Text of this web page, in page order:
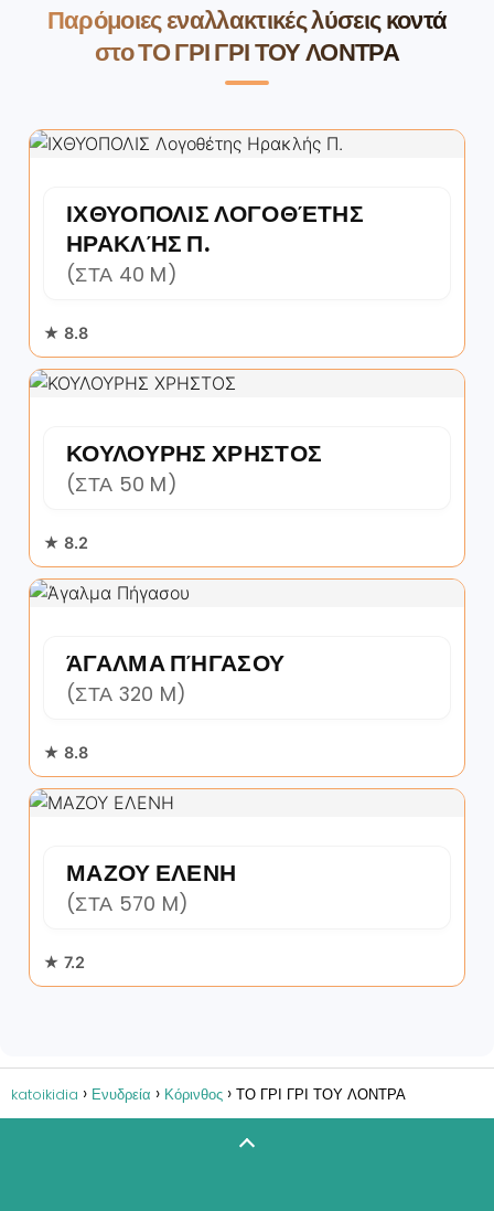
Παρόμοιες εναλλακτικές λύσεις κοντά
στο ΤΟ ΓΡΙ ΓΡΙ ΤΟΥ ΛΟΝΤΡΑ
ΙΧΘΥΟΠΟΛΙΣ ΛΟΓΟΘΈΤΗΣ
ΗΡΑΚΛΉΣ Π.
(ΣΤΑ 40 M)
★ 8.8
ΚΟΥΛΟΥΡΗΣ ΧΡΗΣΤΟΣ
(ΣΤΑ 50 M)
★ 8.2
ΆΓΑΛΜΑ ΠΉΓΑΣΟΥ
(ΣΤΑ 320 M)
★ 8.8
ΜΑΖΟΥ ΕΛΕΝΗ
(ΣΤΑ 570 M)
★ 7.2
katoikidia Ενυδρεία Κόρινθος ΤΟ ΓΡΙ ΓΡΙ ΤΟΥ ΛΟΝΤΡΑ